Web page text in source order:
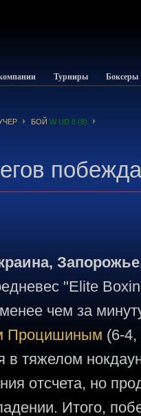
Турниры Боксеры
БОЙ W UD 8 (8)
"Elitе
чем за
Процишиным (6-
в тяжелом
отсчета, но
Итого,